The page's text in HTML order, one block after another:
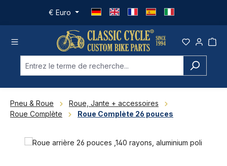
Passer au contenu principal
€ Euro
Pneu & Roue
Roue, Jante + accessoires
Roue Complète
Roue Complète 26 pouces
Ignorer la galerie d'images